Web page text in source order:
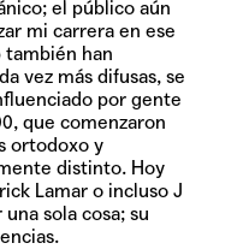
el público aún
mi carrera en ese
han
vez más difusas, se
por gente
que comenzaron
ortodoxo y
distinto. Hoy
Lamar o incluso J
sola cosa; su